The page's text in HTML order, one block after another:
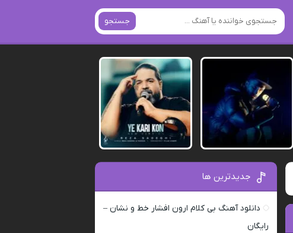
جستجو
جدیدترین ها
دانلود آهنگ بی کلام ارون افشار خط و نشان –
رایگان